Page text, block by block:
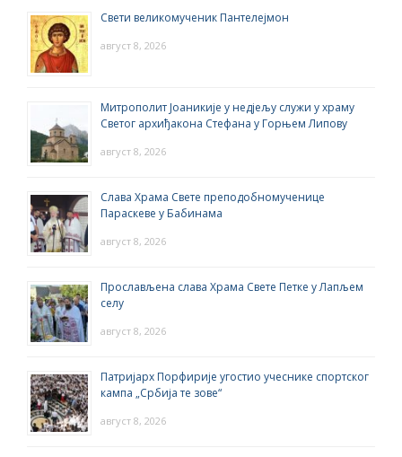
Свети великомученик Пантелејмон
август 8, 2026
Митрополит Јоаникије у недјељу служи у храму
Светог архиђакона Стефана у Горњем Липову
август 8, 2026
Слава Храма Свете преподобномученице
Параскеве у Бабинама
август 8, 2026
Прослављена слава Храма Свете Петке у Лапљем
селу
август 8, 2026
Патријарх Порфирије угостио учеснике спортског
кампа „Србија те зове“
август 8, 2026